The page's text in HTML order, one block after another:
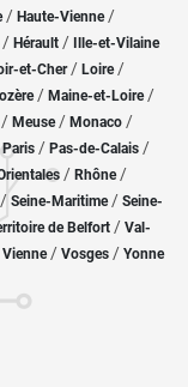
/ Haute-Vienne/
/ Hérault / Ille-et-Vilaine
et-Cher/ Loire/
/ Maine-et-Loire/
Meuse/ Monaco /
Paris / Pas-de-Calais /
/ Rhône/
Seine-Maritime/ Seine-
de Belfort / Val-
Vienne/ Vosges / Yonne